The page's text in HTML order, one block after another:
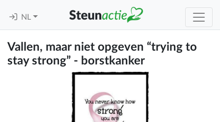
NL
Vallen, maar niet opgeven “trying to
stay strong” - borstkanker